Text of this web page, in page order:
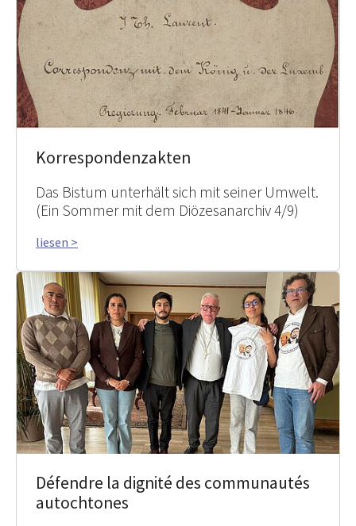
Korrespondenzakten
Das Bistum unterhält sich mit seiner Umwelt.
(Ein Sommer mit dem Diözesanarchiv 4/9)
liesen >
Défendre la dignité des communautés
autochtones